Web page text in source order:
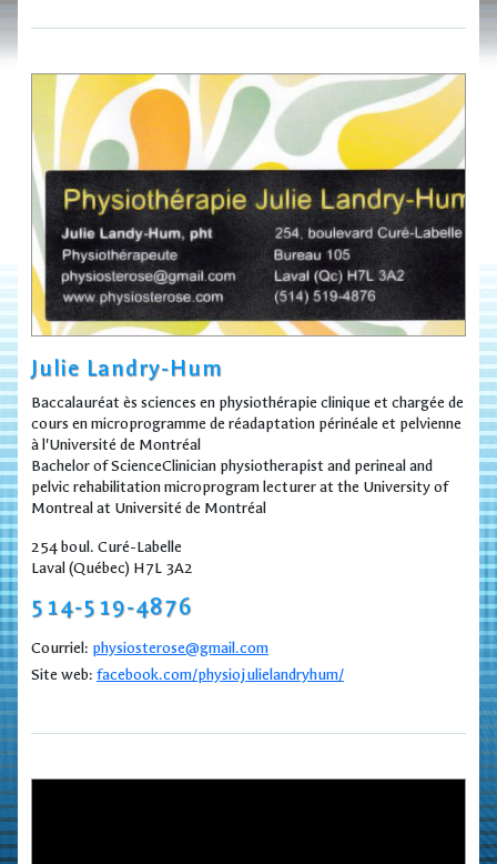
Julie Landry-Hum
Baccalauréat ès sciences en physiothérapie clinique et chargée de
cours en microprogramme de réadaptation périnéale et pelvienne
à l'Université de Montréal
Bachelor of ScienceClinician physiotherapist and perineal and
pelvic rehabilitation microprogram lecturer at the University of
Montreal at Université de Montréal
254 boul. Curé-Labelle
Laval (Québec) H7L 3A2
514-519-4876
Courriel: physiosterose@gmail.com
Site web: facebook.com/physiojulielandryhum/